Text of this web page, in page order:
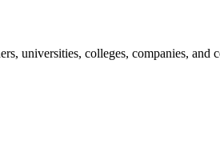
universities, colleges, companies,